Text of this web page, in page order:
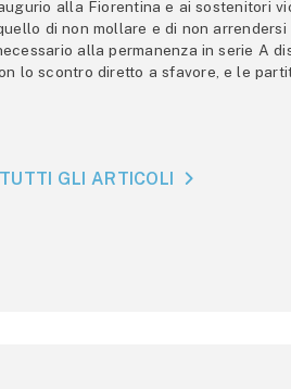
alla Fiorentina e ai sostenitori
di non mollare e di non arrendersi
alla permanenza in serie A
lo scontro diretto a sfavore, e le
GLI ARTICOLI